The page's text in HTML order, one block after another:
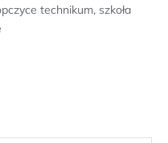
technikum, szkoła